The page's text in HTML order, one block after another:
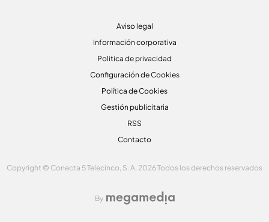
Aviso legal
Información corporativa
Politica de privacidad
Configuración de Cookies
Política de Cookies
Gestión publicitaria
RSS
Contacto
Copyright © Conecta 5 Telecinco, S. A. 2026 Todos los derechos reservados
By